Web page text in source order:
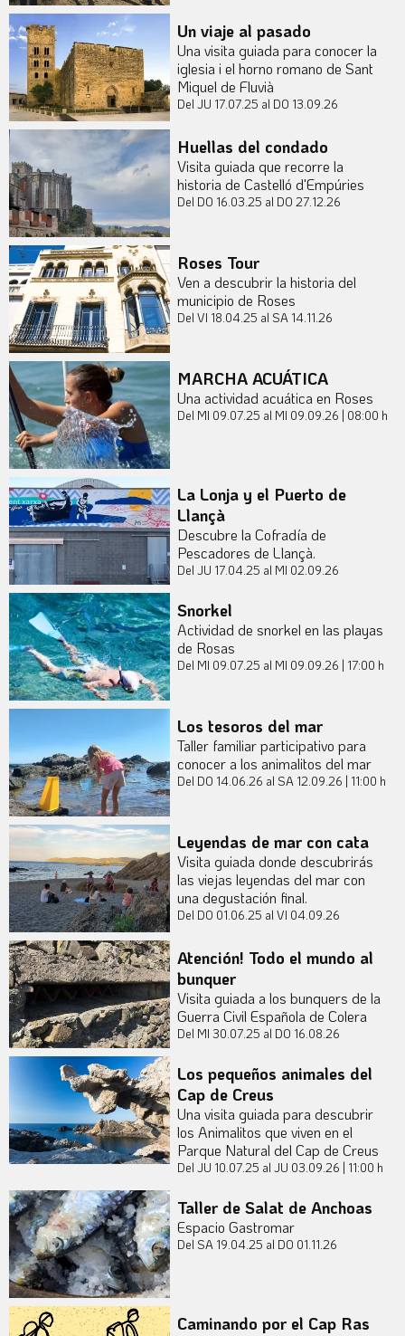
Un viaje al pasado
Una visita guiada para conocer la
iglesia i el horno romano de Sant
Miquel de Fluvià
Del JU 17.07.25 al DO 13.09.26
Huellas del condado
Visita guiada que recorre la
historia de Castelló d'Empúries
Del DO 16.03.25 al DO 27.12.26
Roses Tour
Ven a descubrir la historia del
municipio de Roses
Del VI 18.04.25 al SA 14.11.26
MARCHA ACUÁTICA
Una actividad acuática en Roses
Del MI 09.07.25 al MI 09.09.26 | 08:00 h
La Lonja y el Puerto de
Llançà
Descubre la Cofradía de
Pescadores de Llançà.
Del JU 17.04.25 al MI 02.09.26
Snorkel
Actividad de snorkel en las playas
de Rosas
Del MI 09.07.25 al MI 09.09.26 | 17:00 h
Los tesoros del mar
Taller familiar participativo para
conocer a los animalitos del mar
Del DO 14.06.26 al SA 12.09.26 | 11:00 h
Leyendas de mar con cata
Visita guiada donde descubrirás
las viejas leyendas del mar con
una degustación final.
Del DO 01.06.25 al VI 04.09.26
Atención! Todo el mundo al
bunquer
Visita guiada a los bunquers de la
Guerra Civil Española de Colera
Del MI 30.07.25 al DO 16.08.26
Los pequeños animales del
Cap de Creus
Una visita guiada para descubrir
los Animalitos que viven en el
Parque Natural del Cap de Creus
Del JU 10.07.25 al JU 03.09.26 | 11:00 h
Taller de Salat de Anchoas
Espacio Gastromar
Del SA 19.04.25 al DO 01.11.26
Caminando por el Cap Ras